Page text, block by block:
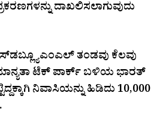
ದಾಖಲಿಸಲಾಗುವುದು
ತಂಡವು ಕೆಲವು
ಟೆಕ್ ಪಾರ್ಕ್ ಬಳಿಯ ಭಾರತ್
ನಿವಾಸಿಯನ್ನು ಹಿಡಿದು 10,000